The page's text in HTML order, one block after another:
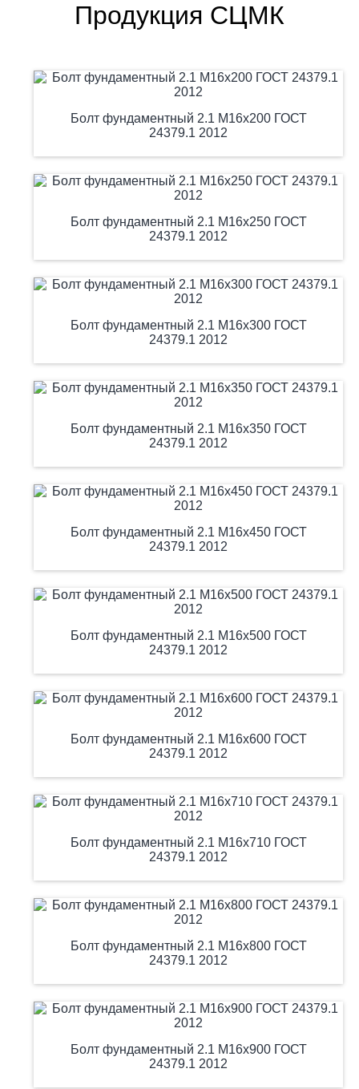
Продукция СЦМК
Болт фундаментный 2.1 М16х200 ГОСТ
24379.1 2012
Болт фундаментный 2.1 М16х250 ГОСТ
24379.1 2012
Болт фундаментный 2.1 М16х300 ГОСТ
24379.1 2012
Болт фундаментный 2.1 М16х350 ГОСТ
24379.1 2012
Болт фундаментный 2.1 М16х450 ГОСТ
24379.1 2012
Болт фундаментный 2.1 М16х500 ГОСТ
24379.1 2012
Болт фундаментный 2.1 М16х600 ГОСТ
24379.1 2012
Болт фундаментный 2.1 М16х710 ГОСТ
24379.1 2012
Болт фундаментный 2.1 М16х800 ГОСТ
24379.1 2012
Болт фундаментный 2.1 М16х900 ГОСТ
24379.1 2012